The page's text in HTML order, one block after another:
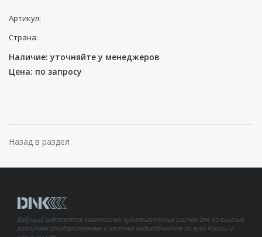
Артикул:
Страна:
Наличие: уточняйте у менеджеров
Цена: по запросу
Назад в раздел
Ведущий интегратор комплексных аудиовизуальных систем для оснащения
различных государственных и частных медиаобъектов по всей России и